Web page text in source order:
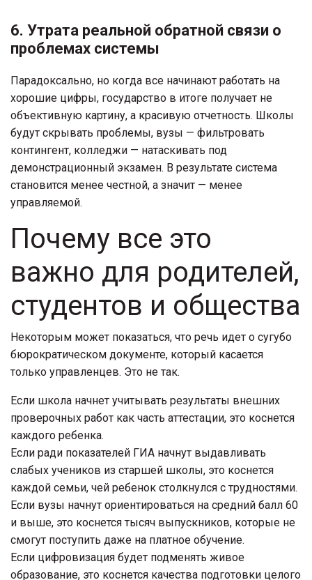
6. Утрата реальной обратной связи о
проблемах системы
Парадоксально, но когда все начинают работать на
хорошие цифры, государство в итоге получает не
объективную картину, а красивую отчетность. Школы
будут скрывать проблемы, вузы — фильтровать
контингент, колледжи — натаскивать под
демонстрационный экзамен. В результате система
становится менее честной, а значит — менее
управляемой.
Почему все это
важно для родителей,
студентов и общества
Некоторым может показаться, что речь идет о сугубо
бюрократическом документе, который касается
только управленцев. Это не так.
Если школа начнет учитывать результаты внешних
проверочных работ как часть аттестации, это коснется
каждого ребенка.
Если ради показателей ГИА начнут выдавливать
слабых учеников из старшей школы, это коснется
каждой семьи, чей ребенок столкнулся с трудностями.
Если вузы начнут ориентироваться на средний балл 60
и выше, это коснется тысяч выпускников, которые не
смогут поступить даже на платное обучение.
Если цифровизация будет подменять живое
образование, это коснется качества подготовки целого